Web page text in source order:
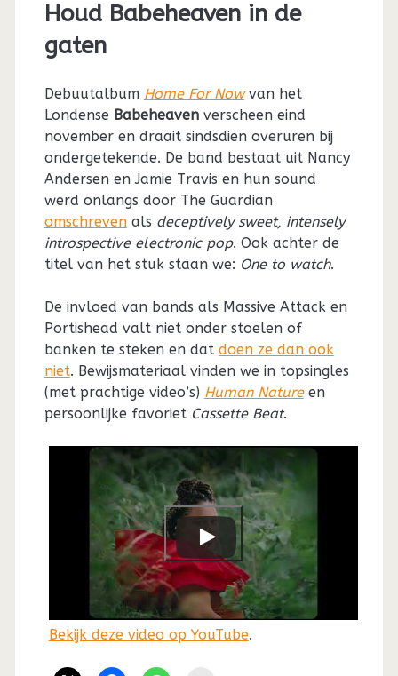
Houd Babeheaven in de
gaten
Debuutalbum Home For Nowvan het
Londense Babeheavenverscheen eind
november en draait sindsdien overuren bij
ondergetekende. De band bestaat uit Nancy
Andersen en Jamie Travis en hun sound
werd onlangs door The Guardian
omschrevenals deceptively sweet, intensely
introspective electronic pop. Ook achter de
titel van het stuk staan we: One to watch.
De invloed van bands als Massive Attack en
Portishead valt niet onder stoelen of
banken te steken en dat doen ze dan ook
niet. Bewijsmateriaal vinden we in topsingles
(met prachtige video’s) Human Natureen
persoonlijke favoriet Cassette Beat.
Bekijk deze video op YouTube.